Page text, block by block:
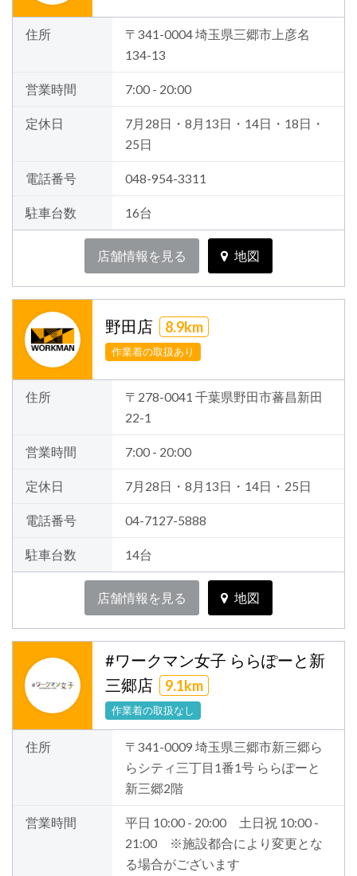
住所
〒341-0004 埼玉県三郷市上彦名
134-13
営業時間 7:00 - 20:00
定休日
7月28日・8月13日・14日・18日・
25日
電話番号 048-954-3311
駐車台数 16台
店舗情報を見る 地図
野田店 8.9km
作業着の取扱あり
住所
〒278-0041 千葉県野田市蕃昌新田
22-1
営業時間 7:00 - 20:00
定休日 7月28日・8月13日・14日・25日
電話番号 04-7127-5888
駐車台数 14台
店舗情報を見る 地図
#ワークマン女子 ららぽーと新
三郷店
9.1km
作業着の取扱なし
住所
〒341-0009 埼玉県三郷市新三郷ら
らシティ三丁目1番1号 ららぽーと
新三郷2階
営業時間
平日 10:00 - 20:00 土日祝 10:00 -
21:00 ※施設都合により変更とな
る場合がございます